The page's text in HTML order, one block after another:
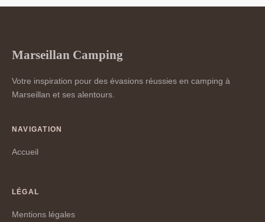
Marseillan Camping
Votre inspiration pour des évasions réussies en camping à
Marseillan et ses alentours.
NAVIGATION
Accueil
LÉGAL
Mentions légales